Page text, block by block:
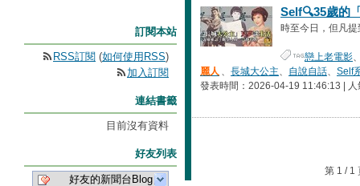
Self🔍35歲的
時至今日，但凡
戀上老電影
麗人 、 長城大公主、 自說自話、 Self
發表時間：2026-04-19 11:46:13 |
第 1 /
訂閱本站
RSS訂閱 (如何使用RSS)
加入訂閱
連結書籤
目前沒有資料
好友列表
好友的新聞台Blog